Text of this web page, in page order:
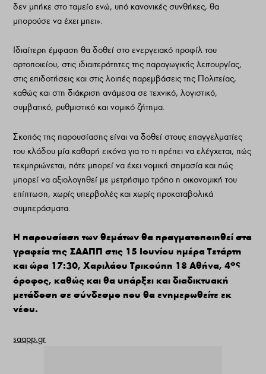
δεν μπήκε στο ταμείο ενώ, υπό κανονικές συνθήκες, θα
μπορούσε να έχει μπει».
Ιδιαίτερη έμφαση θα δοθεί στο ενεργειακό προφίλ του
αρτοποιείου, στις ιδιαιτερότητες της παραγωγικής λειτουργίας,
στις επιδοτήσεις και στις λοιπές παρεμβάσεις της Πολιτείας,
καθώς και στη διάκριση ανάμεσα σε τεχνικό, λογιστικό,
συμβατικό, ρυθμιστικό και νομικό ζήτημα.
Σκοπός της παρουσίασης είναι να δοθεί στους επαγγελματίες
του κλάδου μία καθαρή εικόνα για το τι πρέπει να ελέγχεται, πώς
τεκμηριώνεται, πότε μπορεί να έχει νομική σημασία και πώς
μπορεί να αξιολογηθεί με μετρήσιμο τρόπο η οικονομική του
επίπτωση, χωρίς υπερβολές και χωρίς προκαταβολικά
συμπεράσματα.
Η παρουσίαση των θεμάτων θα πραγματοποιηθεί στα
γραφεία της ΣΑΑΠΠ στις 15 Ιουνίου ημέρα Τετάρτη
και ώρα 17:30, Χαριλάου Τρικούπη 18 Αθήνα, 4ος
όροφος, καθώς και θα υπάρξει και διαδικτυακή
μετάδοση σε σύνδεσμο που θα ενημερωθείτε εκ
νέου.
saapp.gr